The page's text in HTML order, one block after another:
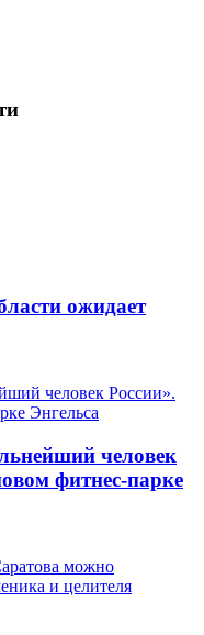
ожидает
человек
фитнес-парке